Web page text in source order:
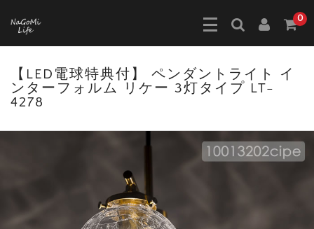
0
【LED電球特典付】 ペンダントライト イ
ンターフォルム リケー 3灯タイプ LT-
4278